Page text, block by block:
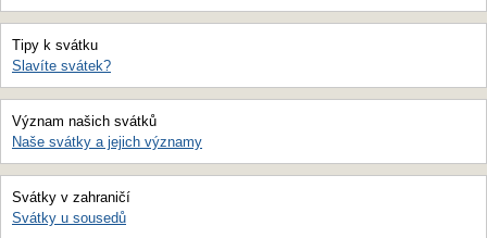
Tipy k svátku
Slavíte svátek?
Význam našich svátků
Naše svátky a jejich významy
Svátky v zahraničí
Svátky u sousedů